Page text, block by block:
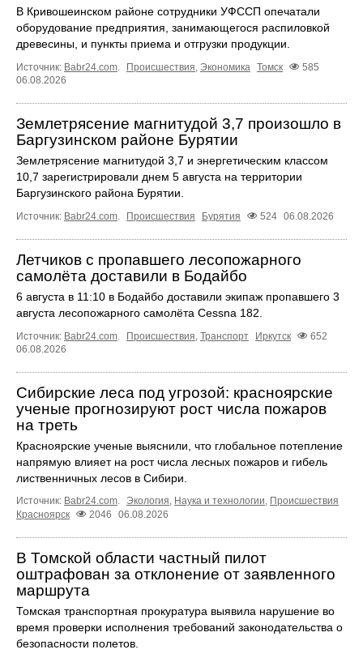
В Кривошеинском районе сотрудники УФССП опечатали
оборудование предприятия, занимающегося распиловкой
древесины, и пункты приема и отгрузки продукции.
Источник: Babr24.com. Происшествия, Экономика Томск
585
06.08.2026
Землетрясение магнитудой 3,7 произошло в
Баргузинском районе Бурятии
Землетрясение магнитудой 3,7 и энергетическим классом
10,7 зарегистрировали днем 5 августа на территории
Баргузинского района Бурятии.
Источник: Babr24.com. Происшествия Бурятия 524 06.08.2026
Летчиков с пропавшего лесопожарного
самолёта доставили в Бодайбо
6 августа в 11:10 в Бодайбо доставили экипаж пропавшего 3
августа лесопожарного самолёта Cessna 182.
Источник: Babr24.com. Происшествия, Транспорт Иркутск
652
06.08.2026
Сибирские леса под угрозой: красноярские
ученые прогнозируют рост числа пожаров
на треть
Красноярские ученые выяснили, что глобальное потепление
напрямую влияет на рост числа лесных пожаров и гибель
лиственничных лесов в Сибири.
Источник: Babr24.com. Экология, Наука и технологии, Происшествия
Красноярск
2046 06.08.2026
В Томской области частный пилот
оштрафован за отклонение от заявленного
маршрута
Томская транспортная прокуратура выявила нарушение во
время проверки исполнения требований законодательства о
безопасности полетов.